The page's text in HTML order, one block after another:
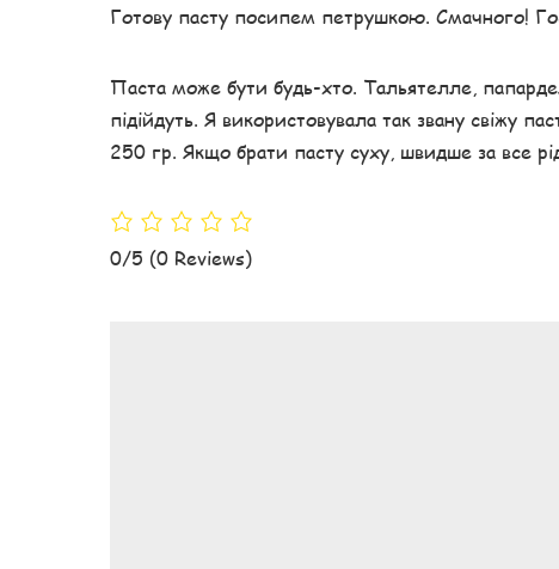
Готову пасту посипем петрушкою. Смачного!
Паста може бути будь-хто. Тальятелле,
підійдуть. Я використовувала так звану свіжу
250 гр. Якщо брати пасту суху, швидше за все
0/5 (0 Reviews)